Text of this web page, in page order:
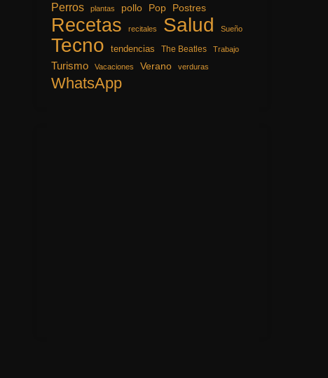
Perros plantas pollo Pop Postres
Recetas recitales Salud Sueño
Tecno tendencias The Beatles Trabajo
Turismo Vacaciones Verano verduras
WhatsApp